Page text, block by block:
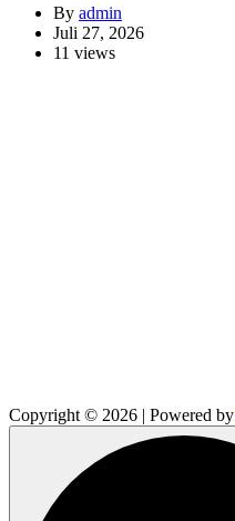
By admin
Juli 27, 2026
11 views
Copyright © 2026 | Powered by